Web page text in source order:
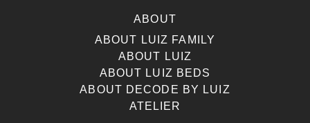
ABOUT
ABOUT LUIZ FAMILY
ABOUT LUIZ
ABOUT LUIZ BEDS
ABOUT DECODE BY LUIZ
ATELIER